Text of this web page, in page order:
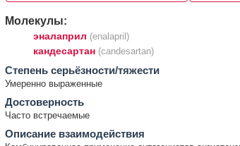
Молекулы:
эналаприл (enalapril)
кандесартан (candesartan)
Cтепень серьёзности/тяжести
Умеренно выраженные
Достоверность
Часто встречаемые
Описание взаимодействия